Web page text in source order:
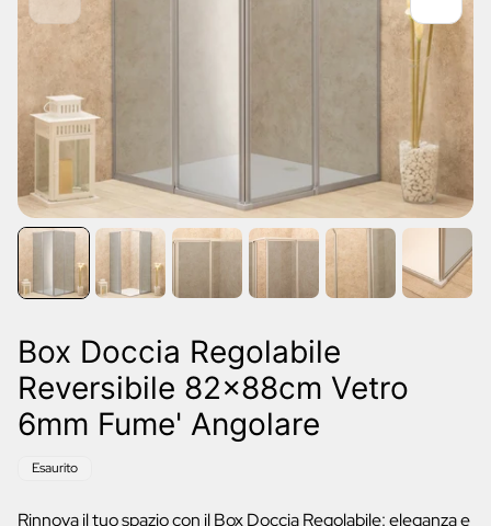
Box Doccia Regolabile
Reversibile 82x88cm Vetro
6mm Fume' Angolare
Etichetta
Esaurito
Rinnova il tuo spazio con il Box Doccia Regolabile: eleganza e